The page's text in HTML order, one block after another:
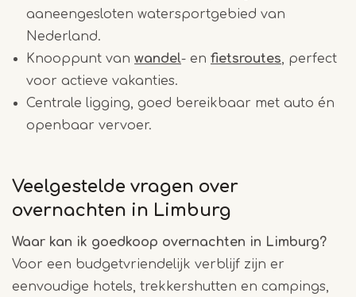
aaneengesloten watersportgebied van
Nederland.
Knooppunt van wandel- en fietsroutes, perfect
voor actieve vakanties.
Centrale ligging, goed bereikbaar met auto én
openbaar vervoer.
Veelgestelde vragen over
overnachten in Limburg
Waar kan ik goedkoop overnachten in Limburg?
Voor een budgetvriendelijk verblijf zijn er
eenvoudige hotels, trekkershutten en campings,